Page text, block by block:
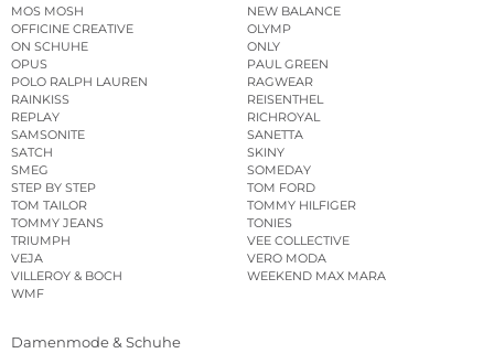
MOS MOSH
NEW BALANCE
OFFICINE CREATIVE
OLYMP
ON SCHUHE
ONLY
OPUS
PAUL GREEN
POLO RALPH LAUREN
RAGWEAR
RAINKISS
REISENTHEL
REPLAY
RICHROYAL
SAMSONITE
SANETTA
SATCH
SKINY
SMEG
SOMEDAY
STEP BY STEP
TOM FORD
TOM TAILOR
TOMMY HILFIGER
TOMMY JEANS
TONIES
TRIUMPH
VEE COLLECTIVE
VEJA
VERO MODA
VILLEROY & BOCH
WEEKEND MAX MARA
WMF
Damenmode & Schuhe